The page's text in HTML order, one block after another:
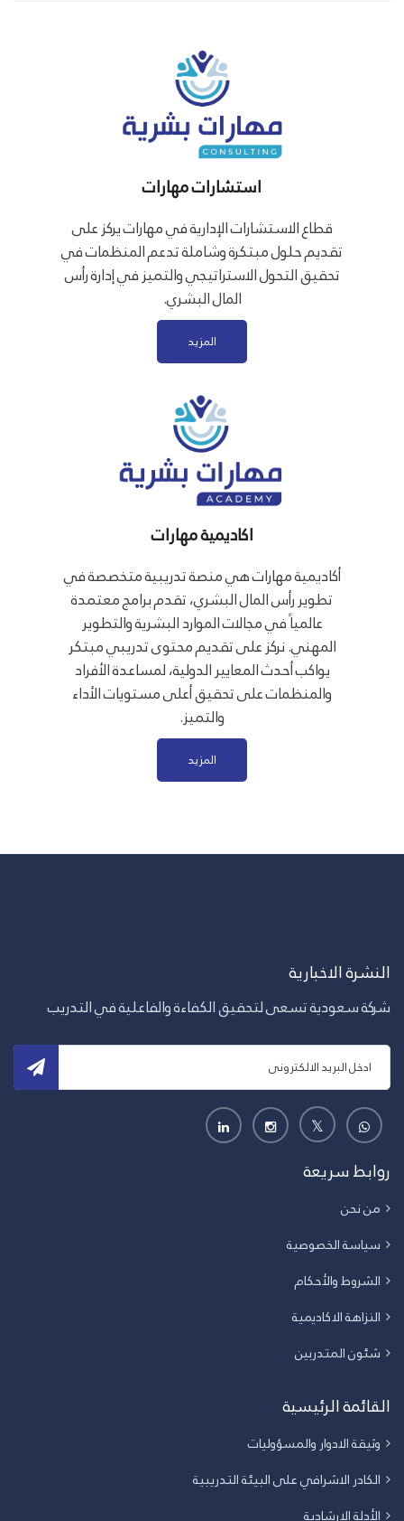
استشارات مهارات
قطاع الاستشارات الإدارية في مهارات يركز على
تقديم حلول مبتكرة وشاملة تدعم المنظمات في
تحقيق التحول الاستراتيجي والتميز في إدارة رأس
المال البشري.
المزيد
اكاديمية مهارات
أكاديمية مهارات هي منصة تدريبية متخصصة في
تطوير رأس المال البشري، تقدم برامج معتمدة
عالمياً في مجالات الموارد البشرية والتطوير
المهني. نركز على تقديم محتوى تدريبي مبتكر
يواكب أحدث المعايير الدولية، لمساعدة الأفراد
والمنظمات على تحقيق أعلى مستويات الأداء
والتميز.
المزيد
النشرة الاخبارية
شركة سعودية تسعى لتحقيق الكفاءة والفاعلية في التدريب
روابط سريعة
من نحن
سياسة الخصوصية
الشروط والأحكام
النزاهة الاكاديمية
شئون المتدربين
القائمة الرئيسية
وثيقة الادوار والمسؤوليات
الكادر الاشرافي على البيئة التدريبية
الأدلة الارشادية